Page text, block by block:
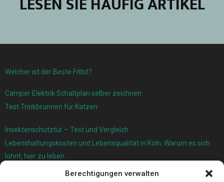
Berechtigungen verwalten
Welcher ist der Beste Fitbit?
Camper Elektrik Schaltplan selber zeichnen
Test Trinkbrunnen für Katzen
Insektenschutztür – Test und Vergleich
Lebenshaltungskosten und Lebensqualität in Köln: Warum es sich
lohnt, hier zu leben
Ersatzfedern für Ihr Trampolin